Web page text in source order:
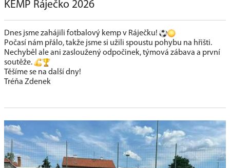
KEMP Ráječko 2026
Dnes jsme zahájili fotbalový kemp v Ráječku!
Počasí nám přálo, takže jsme si užili spoustu pohybu na hřišti.
Nechyběl ale ani zasloužený odpočinek, týmová zábava a první
soutěže.
Těšíme se na další dny!
Tréňa Zdenek